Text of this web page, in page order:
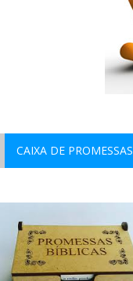
CAIXA DE PROMESSAS